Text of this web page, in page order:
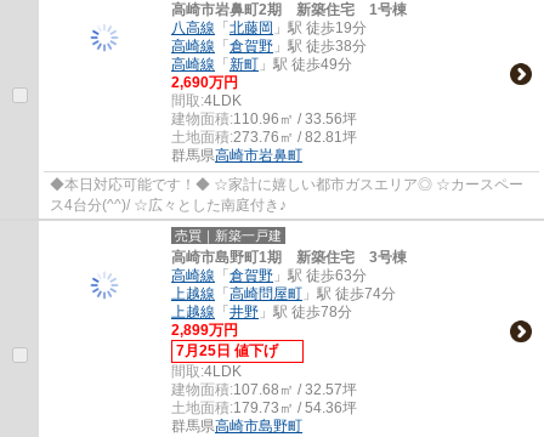
高崎市岩鼻町2期 新築住宅 1号棟
八高線 「 北藤岡 」駅 徒歩19分
高崎線 「 倉賀野 」駅 徒歩38分
高崎線 「 新町 」駅 徒歩49分
2,690万円
間取:4LDK
建物面積:110.96㎡ / 33.56坪
土地面積:273.76㎡ / 82.81坪
群馬県高崎市岩鼻町
◆本日対応可能です！◆ ☆家計に嬉しい都市ガスエリア◎ ☆カースペー
ス4台分(^^)/ ☆広々とした南庭付き♪
売買｜新築一戸建
高崎市島野町1期 新築住宅 3号棟
高崎線 「 倉賀野 」駅 徒歩63分
上越線 「 高崎問屋町 」駅 徒歩74分
上越線 「 井野 」駅 徒歩78分
2,899万円
7月25日 値下げ
間取:4LDK
建物面積:107.68㎡ / 32.57坪
土地面積:179.73㎡ / 54.36坪
群馬県高崎市島野町